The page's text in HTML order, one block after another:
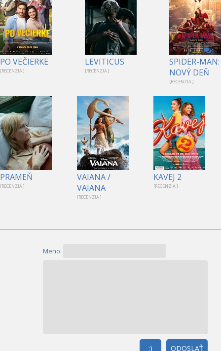
PO VEČIERKE
[RECENZIA ]
LEVITICUS
[RECENZIA ]
1
SPIDER-MAN:
NOVÝ DEŇ
[RECENZIA ]
PRAMEŇ
[RECENZIA ]
VAIANA /
VAIANA
[RECENZIA ]
KAVEJ 2
[RECENZIA ]
Meno:
ODOSLAŤ
:)